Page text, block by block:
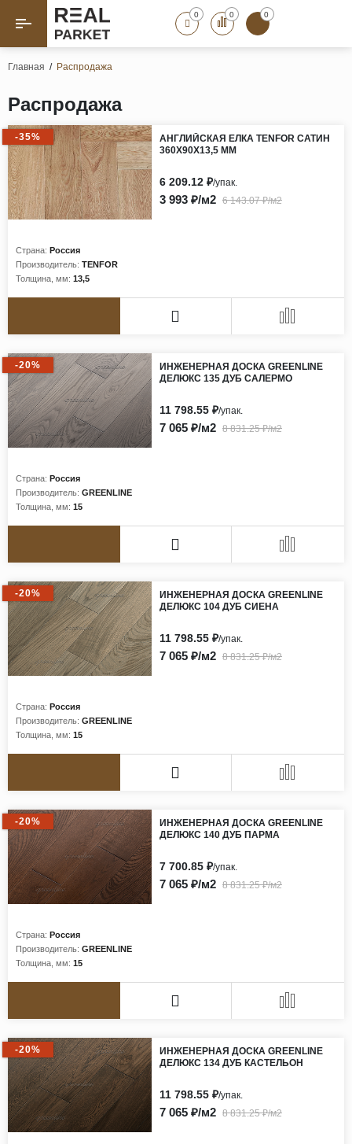
Назад
Геометрический паркет
Штучный паркет
Художественный паркет
Массивная доска
Инженерная доска
Полы для ванных комнат
Террасная доска
Ламинат
Виниловые покрытия
Стеновые панели
Лепнина
Клеевая продукция
Плинтус
Сопутствующие материалы
0 0 0
Главная / Распродажа
Распродажа
-35%
АНГЛИЙСКАЯ ЕЛКА TENFOR САТИН
360Х90Х13,5 ММ
Страна: Россия
Производитель: TENFOR
Толщина, мм: 13,5
3 993 ₽/м2 6 143.07 ₽/м2
6 209.12 ₽/упак.
-20%
ИНЖЕНЕРНАЯ ДОСКА GREENLINE
ДЕЛЮКС 135 ДУБ САЛЕРМО
Страна: Россия
Производитель: GREENLINE
Толщина, мм: 15
7 065 ₽/м2 8 831.25 ₽/м2
11 798.55 ₽/упак.
-20%
ИНЖЕНЕРНАЯ ДОСКА GREENLINE
ДЕЛЮКС 104 ДУБ СИЕНА
Страна: Россия
Производитель: GREENLINE
Толщина, мм: 15
7 065 ₽/м2 8 831.25 ₽/м2
11 798.55 ₽/упак.
-20%
ИНЖЕНЕРНАЯ ДОСКА GREENLINE
ДЕЛЮКС 140 ДУБ ПАРМА
Страна: Россия
Производитель: GREENLINE
Толщина, мм: 15
7 065 ₽/м2 8 831.25 ₽/м2
7 700.85 ₽/упак.
-20%
ИНЖЕНЕРНАЯ ДОСКА GREENLINE
ДЕЛЮКС 134 ДУБ КАСТЕЛЬОН
7 065 ₽/м2 8 831.25 ₽/м2
11 798.55 ₽/упак.